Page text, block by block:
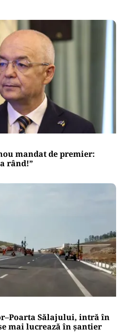
mandat de premier:
rând!”
Sălajului, intră în
mai lucrează în șantier